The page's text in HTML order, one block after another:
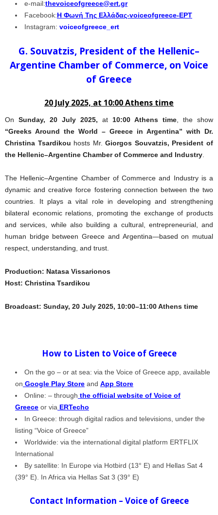
e-mail:thevoiceofgreece@ert.gr
Facebook:Η Φωνή Της Ελλάδας-voiceofgreece-ΕΡΤ
Instagram: voiceofgreece_ert
G. Souvatzis, President of the Hellenic–
Argentine Chamber of Commerce, on Voice
of Greece
20 July 2025, at 10:00 Athens time
On Sunday, 20 July 2025, at 10:00 Athens time, the show
“Greeks Around the World – Greece in Argentina” with Dr.
Christina Tsardikou hosts Mr.Giorgos Souvatzis, President of
the Hellenic–Argentine Chamber of Commerce and Industry.
The Hellenic–Argentine Chamber of Commerce and Industry is a
dynamic and creative force fostering connection between the two
countries. It plays a vital role in developing and strengthening
bilateral economic relations, promoting the exchange of products
and services, while also building a cultural, entrepreneurial, and
human bridge between Greece and Argentina—based on mutual
respect, understanding, and trust.
Production: Natasa Vissarionos
Host: Christina Tsardikou
Broadcast: Sunday, 20 July 2025, 10:00–11:00 Athens time
How to Listen to Voice of Greece
On the go – or at sea: via the Voice of Greece app, available
on Google Play Store and App Store
Online: – through the official website of Voice of
Greece or via ERTecho
In Greece: through digital radios and televisions, under the
listing “Voice of Greece”
Worldwide: via the international digital platform ERTFLIX
International
By satellite: In Europe via Hotbird (13° E) and Hellas Sat 4
(39° E). In Africa via Hellas Sat 3 (39° E)
Contact Information – Voice of Greece